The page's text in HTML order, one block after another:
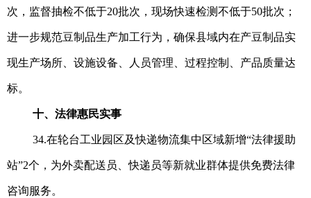
次，监督抽检不低于20批次，现场快速检测不低于50批次；
进一步规范豆制品生产加工行为，确保县域内在产豆制品实
现生产场所、设施设备、人员管理、过程控制、产品质量达
标。
十、法律惠民实事
34.在轮台工业园区及快递物流集中区域新增“法律援助
站”2个，为外卖配送员、快递员等新就业群体提供免费法律
咨询服务。